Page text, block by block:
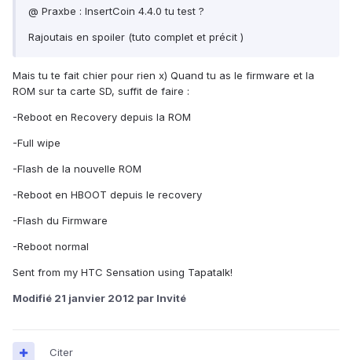
@ Praxbe : InsertCoin 4.4.0 tu test ?
Rajoutais en spoiler (tuto complet et précit )
Mais tu te fait chier pour rien x) Quand tu as le firmware et la
ROM sur ta carte SD, suffit de faire :
-Reboot en Recovery depuis la ROM
-Full wipe
-Flash de la nouvelle ROM
-Reboot en HBOOT depuis le recovery
-Flash du Firmware
-Reboot normal
Sent from my HTC Sensation using Tapatalk!
Modifié 21 janvier 2012 par Invité
Citer